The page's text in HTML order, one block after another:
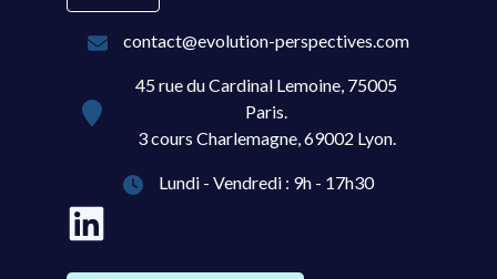
contact@evolution-perspectives.com
45 rue du Cardinal Lemoine, 75005
Paris.
3 cours Charlemagne, 69002 Lyon.
Lundi - Vendredi : 9h - 17h30